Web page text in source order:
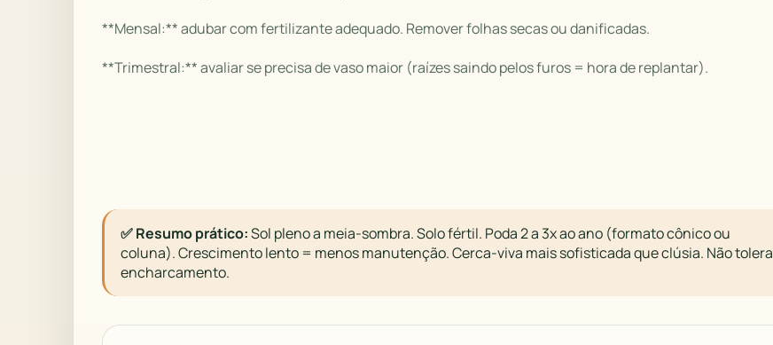
**Mensal:** adubar com fertilizante adequado. Remover folhas secas ou danificadas.
**Trimestral:** avaliar se precisa de vaso maior (raízes saindo pelos furos = hora de replantar).
✅ Resumo prático:Sol pleno a meia-sombra. Solo fértil. Poda 2 a 3x ao ano (formato cônico ou
coluna). Crescimento lento = menos manutenção. Cerca-viva mais sofisticada que clúsia. Não tolera
encharcamento.